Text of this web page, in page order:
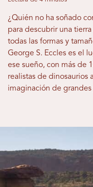
¿Quién no ha soñado
para descubrir una
todas las formas y
George S. Eccles es el
ese sueño, con más de
realistas de dinosaurios
imaginación de